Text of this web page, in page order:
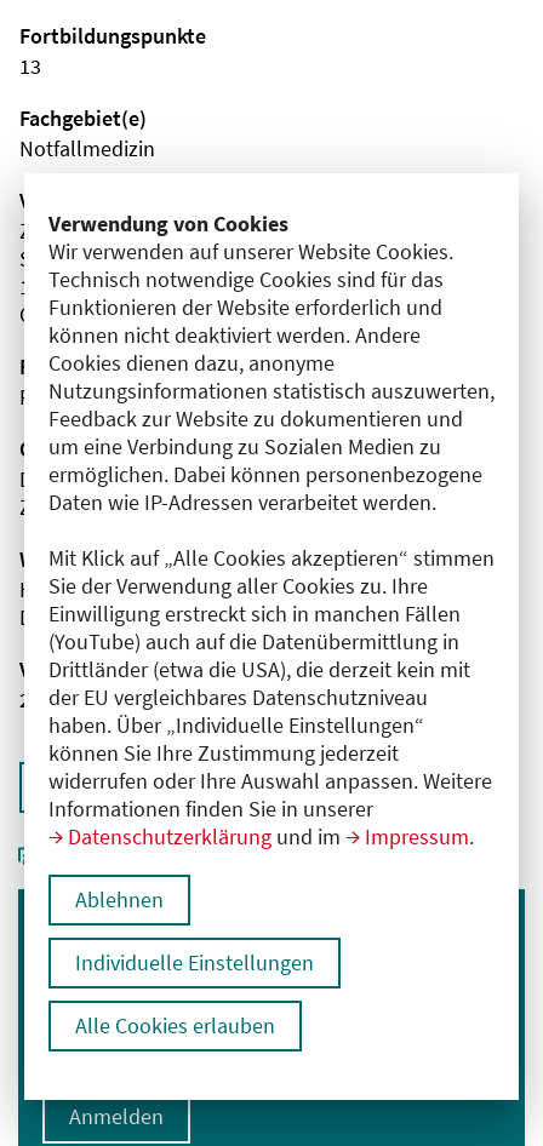
Verwendung von Cookies
Wir verwenden auf unserer Website Cookies.
Technisch notwendige Cookies sind für das
Funktionieren der Website erforderlich und
können nicht deaktiviert werden. Andere
Cookies dienen dazu, anonyme
Nutzungsinformationen statistisch auszuwerten,
Feedback zur Website zu dokumentieren und
um eine Verbindung zu Sozialen Medien zu
ermöglichen. Dabei können personenbezogene
Daten wie IP-Adressen verarbeitet werden.
Mit Klick auf „Alle Cookies akzeptieren“ stimmen
Sie der Verwendung aller Cookies zu. Ihre
Einwilligung erstreckt sich in manchen Fällen
(YouTube) auch auf die Datenübermittlung in
Drittländer (etwa die USA), die derzeit kein mit
der EU vergleichbares Datenschutzniveau
haben. Über „Individuelle Einstellungen“
können Sie Ihre Zustimmung jederzeit
widerrufen oder Ihre Auswahl anpassen. Weitere
Informationen finden Sie in unserer
Datenschutzerklärung und im Impressum.
Ablehnen
Individuelle Einstellungen
Alle Cookies erlauben
Fortbildungspunkte
13
Fachgebiet(e)
Notfallmedizin
Veranstaltungsort
Zentrum für Notfallmedizinische Simulation Westend
Spandauer Damm
14050 Berlin
Charlottenburg-Wilmersdorf
Fortbildungsformat
Präsenz
Organisator(en)
DRK Kliniken Berlin | Westend
Zentrum für Notfallmedizinische Simulation
Wissenschaftliche Leitung
Herr Dr. med. univ. Jonathan Frenz Dreßen
DRK Kliniken Berlin | Westend
Veranstaltungsnummer
2761102026026690005
Zurück zur Übersicht
Immer informiert bleiben
Melden Sie sich für unseren Newsletter an:
E-Mail-Adresse eingeben
Anmelden